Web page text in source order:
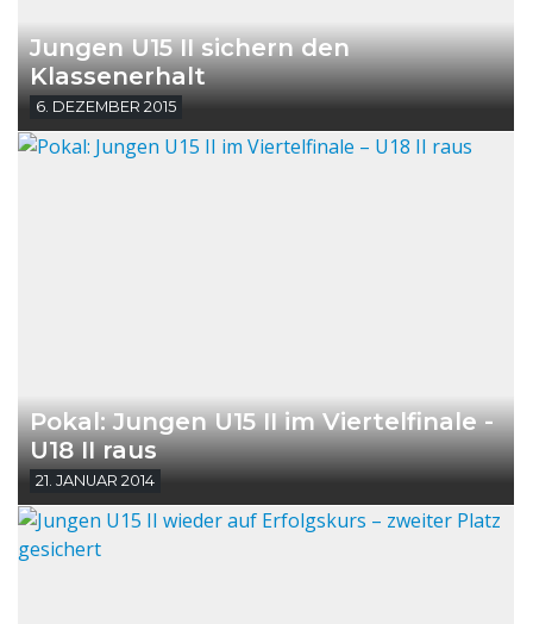
Jungen U15 II sichern den
Klassenerhalt
6. DEZEMBER 2015
Pokal: Jungen U15 II im Viertelfinale -
U18 II raus
21. JANUAR 2014